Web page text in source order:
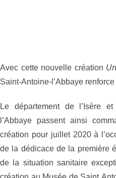
Avec cette nouvelle création
Saint-Antoine-l’Abbaye
Le département de l’Isère
l’Abbaye passent ainsi
création pour juillet 2020 à
de la dédicace de la première
de la situation sanitaire